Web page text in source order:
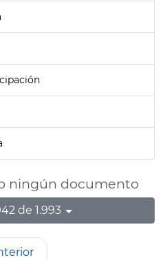
ningún documento
de 1.993